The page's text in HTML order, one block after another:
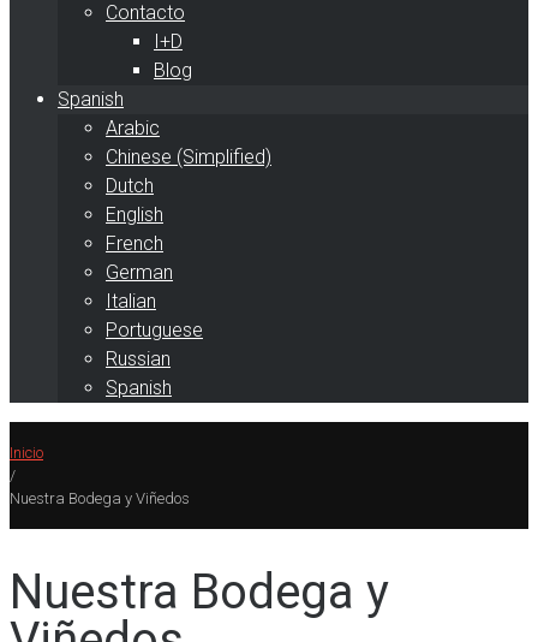
Contacto
I+D
Blog
Spanish
Arabic
Chinese (Simplified)
Dutch
English
French
German
Italian
Portuguese
Russian
Spanish
Inicio
/
Nuestra Bodega y Viñedos
Nuestra Bodega y